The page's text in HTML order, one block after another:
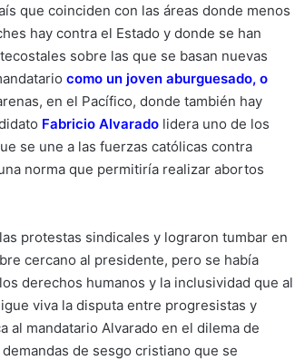
que coinciden con las áreas donde menos
hay contra el Estado y donde se han
sobre las que se basan nuevas
como un joven aburguesado, o
en el Pacífico, donde también hay
Fabricio Alvarado lidera uno de los
se une a las fuerzas católicas contra
norma que permitiría realizar abortos
protestas sindicales y lograron tumbar en
cercano al presidente, pero se había
derechos humanos y la inclusividad que al
viva la disputa entre progresistas y
al mandatario Alvarado en el dilema de
de sesgo cristiano que se